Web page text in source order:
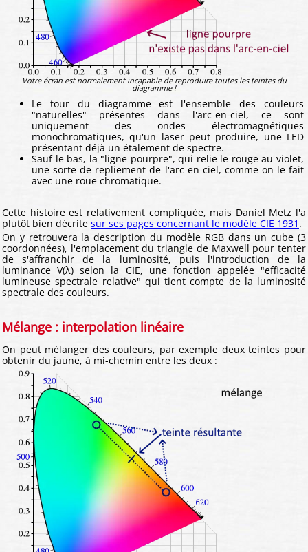
Votre écran est normalement incapable de reproduire toutes les teintes du
diagramme !
Le tour du diagramme est l'ensemble des couleurs
"naturelles" présentes dans l'arc-en-ciel, ce sont
uniquement des ondes électromagnétiques
monochromatiques, qu'un laser peut produire, une LED
présentant déjà un étalement de spectre.
Sauf le bas, la "ligne pourpre", qui relie le rouge au violet,
une sorte de repliement de l'arc-en-ciel, comme on le fait
avec une roue chromatique.
Cette histoire est relativement compliquée, mais Daniel Metz l'a
plutôt bien décrite sur ses pages concernant le modèle CIE 1931 .
On y retrouvera la description du modèle RGB dans un cube (3
coordonnées), l'emplacement du triangle de Maxwell pour tenter
de s'affranchir de la luminosité, puis l'introduction de la
luminance V(λ) selon la CIE, une fonction appelée "efficacité
lumineuse spectrale relative" qui tient compte de la luminosité
spectrale des couleurs.
Mélange : interpolation linéaire
On peut mélanger des couleurs, par exemple deux teintes pour
obtenir du jaune, à mi-chemin entre les deux :